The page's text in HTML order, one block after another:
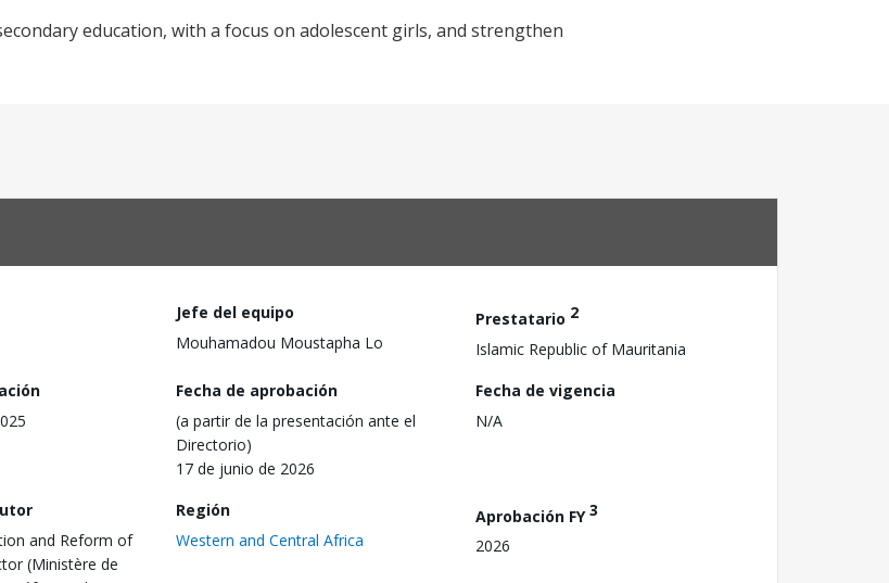
education, with a focus on adolescent girls, and strengthen
Jefe del equipo
Mouhamadou Moustapha Lo
Prestatario 2
Islamic Republic of Mauritania
Fecha de aprobación
(a partir de la presentación ante el
Directorio)
17 de junio de 2026
Fecha de vigencia
N/A
and Reform of
(Ministère de
Región
Western and Central Africa
Aprobación FY3
2026